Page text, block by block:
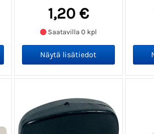
1,20 €
Saatavilla 0 kpl